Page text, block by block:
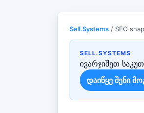
Sell.Systems / SEO
SELL.SYSTEMS
ივარჯიშეთ
დაიწყე შენი